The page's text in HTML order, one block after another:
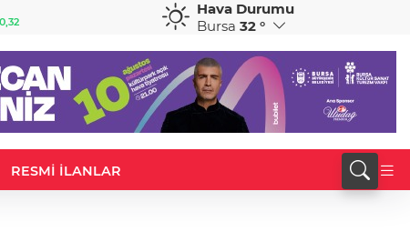
%0,38
CHF
59,0083
Hava Durumu
Bursa 32 °
RESMİ İLANLAR